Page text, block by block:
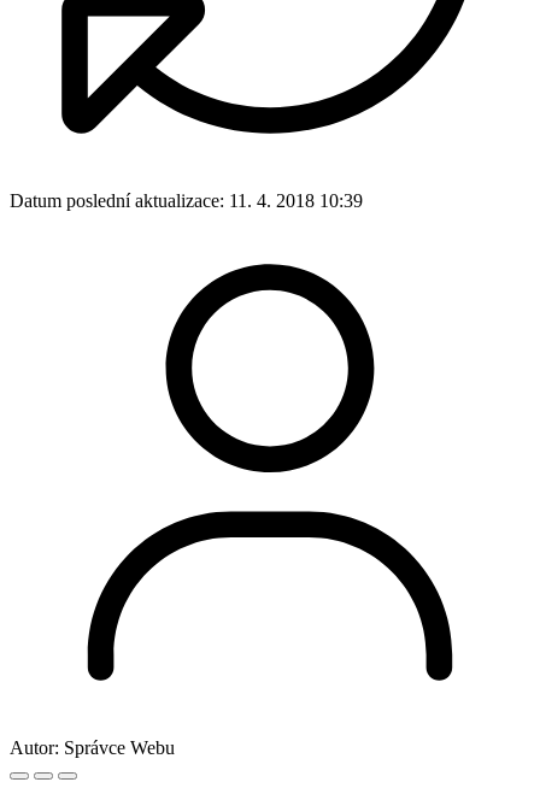
Datum poslední aktualizace: 11. 4. 2018 10:39
Autor: Správce Webu